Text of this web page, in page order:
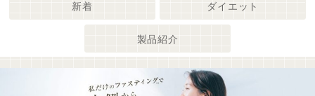
新着 ダイエット
製品紹介